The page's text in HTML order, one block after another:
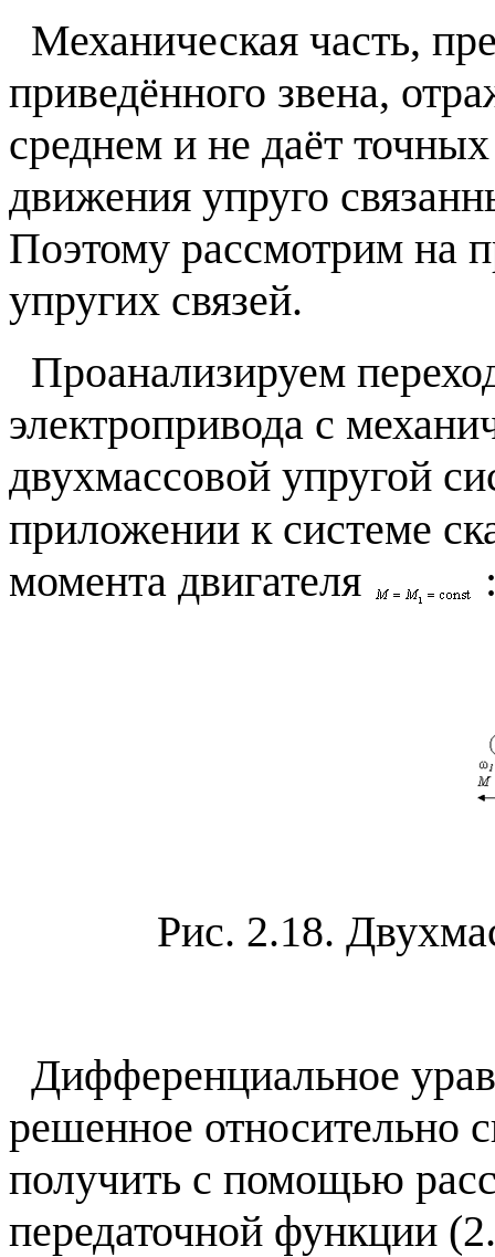
Механическая часть,
приведённого звена,
среднем и не даёт
движения упруго
Поэтому рассмотрим на
упругих связей.
Проанализируем
электропривода с
двухмассовой упругой
приложении к системе
момента двигателя
Рис. 2.18.
Дифференциальное
решенное относительно
получить с помощью
передаточной функции